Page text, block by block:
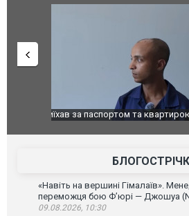
Одесу накрила потужна злива
«Навіть на вершині Гімалаїв».
переможця бою Ф’юрі — Джошуа
09.08.2026, 10:30